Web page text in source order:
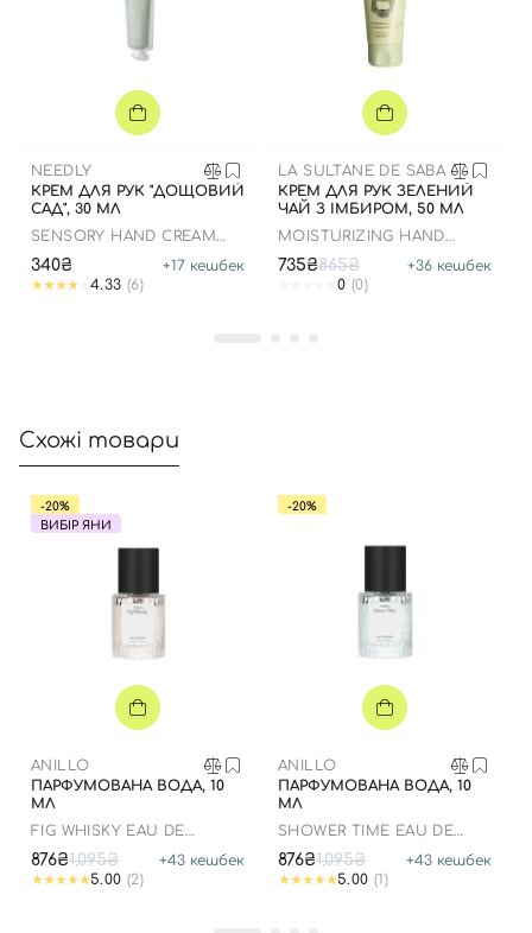
NEEDLY
КРЕМ ДЛЯ РУК "ДОЩОВИЙ
САД", 30 МЛ
SENSORY HAND CREAM
340₴ +17 кешбек
4.33 (6)
LA SULTANE DE SABA
КРЕМ ДЛЯ РУК ЗЕЛЕНИЙ
ЧАЙ З ІМБИРОМ, 50 МЛ
MOISTURIZING HAND
735₴865₴ +36 кешбек
0 (0)
Схожі товари
-20%
ВИБІР ЯНИ
ANILLO
ПАРФУМОВАНА ВОДА, 10
МЛ
FIG WHISKY EAU DE
876₴1,095₴ +43 кешбек
5.00 (2)
-20%
ANILLO
ПАРФУМОВАНА ВОДА, 10
МЛ
SHOWER TIME EAU DE
876₴1,095₴ +43 кешбек
5.00 (1)
Вхід Реєстрація
Номер телефону
Увійти за допомогою e-mail